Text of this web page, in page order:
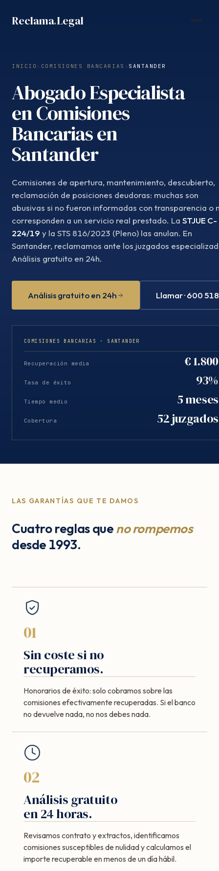
Reclama.Legal
INICIO › COMISIONES BANCARIAS › SANTANDER
Abogado Especialista
en Comisiones
Bancarias en
Santander
Comisiones de apertura, mantenimiento, descubierto,
reclamación de posiciones deudoras: muchas son
abusivas si no fueron informadas con transparencia o
corresponden a un servicio real prestado. La STJUE C-
224/19 y la STS 816/2023 (Pleno) las anulan. En
Santander, reclamamos ante los juzgados
Análisis gratuito en 24h.
Análisis gratuito en 24h Llamar · 600
COMISIONES BANCARIAS · SANTANDER
Recuperación media € 1.800
Tasa de éxito 93%
Tiempo medio 5 meses
Cobertura 52 juzgados
LAS GARANTÍAS QUE TE DAMOS
Cuatro reglas queno rompemos
desde 1993.
01
Sin coste si no
recuperamos.
Honorarios de éxito: solo cobramos sobre las
comisiones efectivamente recuperadas. Si el banco
no devuelve nada, no nos debes nada.
02
Análisis gratuito
en 24 horas.
Revisamos contrato y extractos, identificamos
comisiones susceptibles de nulidad y calculamos el
importe recuperable en menos de un día hábil.